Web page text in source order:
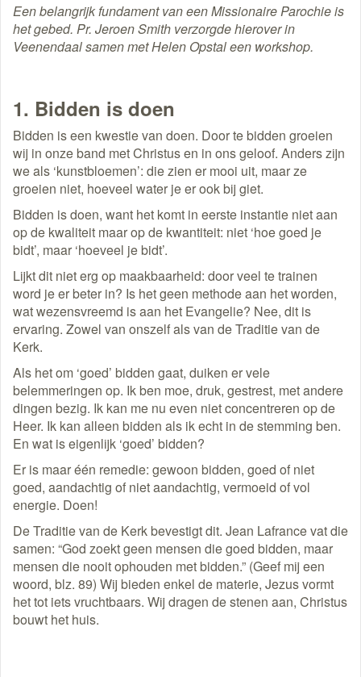
Een belangrijk fundament van een Missionaire Parochie is
het gebed. Pr. Jeroen Smith verzorgde hierover in
Veenendaal samen met Helen Opstal een workshop.
1. Bidden is doen
Bidden is een kwestie van doen. Door te bidden groeien
wij in onze band met Christus en in ons geloof. Anders zijn
we als ‘kunstbloemen’: die zien er mooi uit, maar ze
groeien niet, hoeveel water je er ook bij giet.
Bidden is doen, want het komt in eerste instantie niet aan
op de kwaliteit maar op de kwantiteit: niet ‘hoe goed je
bidt’, maar ‘hoeveel je bidt’.
Lijkt dit niet erg op maakbaarheid: door veel te trainen
word je er beter in? Is het geen methode aan het worden,
wat wezensvreemd is aan het Evangelie? Nee, dit is
ervaring. Zowel van onszelf als van de Traditie van de
Kerk.
Als het om ‘goed’ bidden gaat, duiken er vele
belemmeringen op. Ik ben moe, druk, gestrest, met andere
dingen bezig. Ik kan me nu even niet concentreren op de
Heer. Ik kan alleen bidden als ik echt in de stemming ben.
En wat is eigenlijk ‘goed’ bidden?
Er is maar één remedie: gewoon bidden, goed of niet
goed, aandachtig of niet aandachtig, vermoeid of vol
energie. Doen!
De Traditie van de Kerk bevestigt dit. Jean Lafrance vat die
samen: “God zoekt geen mensen die goed bidden, maar
mensen die nooit ophouden met bidden.” (Geef mij een
woord, blz. 89) Wij bieden enkel de materie, Jezus vormt
het tot iets vruchtbaars. Wij dragen de stenen aan, Christus
bouwt het huis.